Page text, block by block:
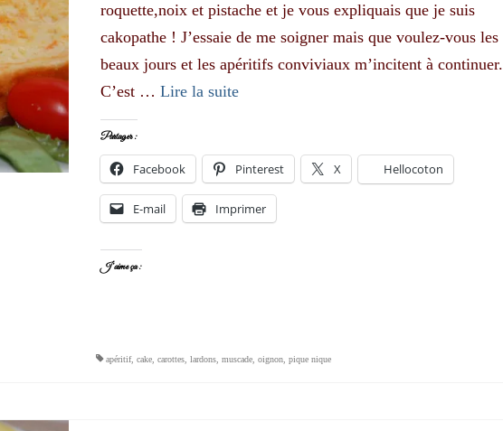
roquette,noix et pistache et je vous expliquais que je suis
cakopathe ! J’essaie de me soigner mais que voulez-vous les
beaux jours et les apéritifs conviviaux m’incitent à continuer.
C’est … Lire la suite­­
Partager :
Facebook Pinterest X Hellocoton
E-mail Imprimer
J’aime ça :
apéritif, cake, carottes, lardons, muscade, oignon, pique nique